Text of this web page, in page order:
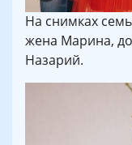
На снимках
жена Марина,
Назарий.